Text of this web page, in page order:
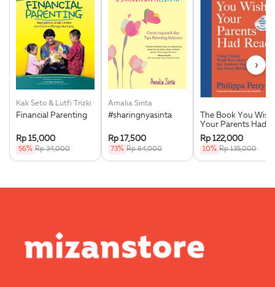
Kak Seto & Lutfi Trizki
Financial Parenting
Rp 15,000
56% Rp 34,000
Amalia Sinta
#sharingnyasinta
Rp 17,500
73% Rp 64,000
The Book You Wish
Your Parents Had
Read
Rp 122,000
10% Rp 135,000
›